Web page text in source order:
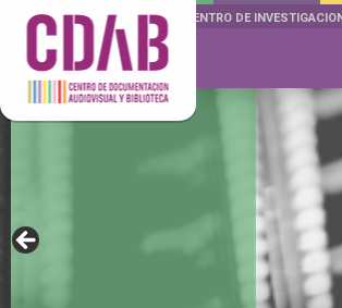
DOCUMENTA DRAMÁTICAS CENTRO DE